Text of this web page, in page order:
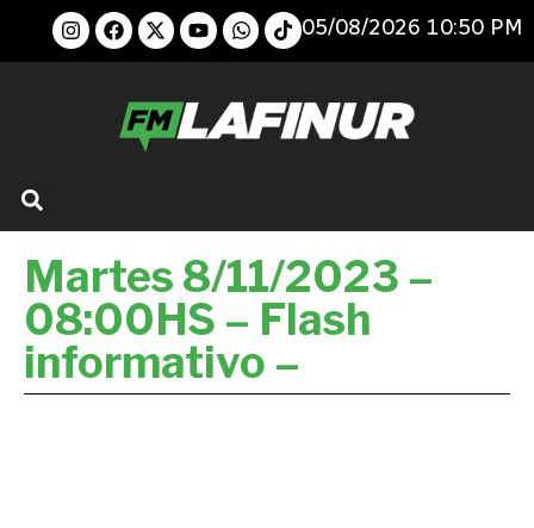
05/08/2026 10:50 PM
Martes 8/11/2023 –
08:00HS – Flash
informativo –